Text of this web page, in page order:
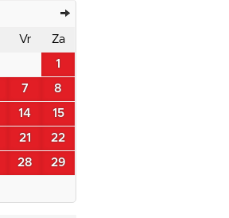
Vr Za
1
7 8
14 15
21 22
28 29